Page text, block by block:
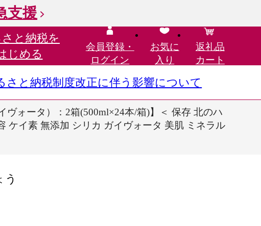
支援
と納税を
じめる
会員登録・
ログイン
お気に
入り
返礼品
カート
さと納税制度改正に伴う影響について
ヴォータ）：2箱(500ml×24本/箱)】＜ 保存 北のハ
ケイ素 無添加 シリカ ガイヴォータ 美肌 ミネラル
う